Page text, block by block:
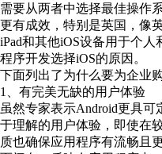
需要从两者中选择最佳操作
更有成效，特别是英国，像
iPad和其他iOS设备用于个
程序开发选择iOS的原因。
下面列出了为什么要为企业
1、有完美无缺的用户体验
虽然专家表示Android更具
于理解的用户体验，即使在
质也确保应用程序有流畅且